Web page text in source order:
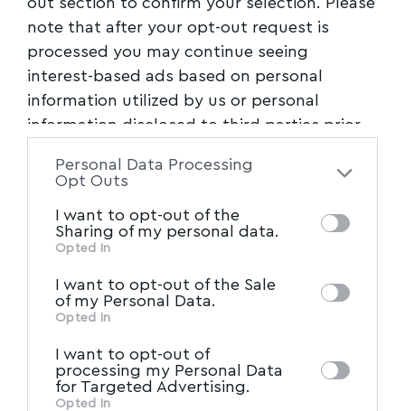
note that after your opt-out request is
processed you may continue seeing
interest-based ads based on personal
information utilized by us or personal
information disclosed to third parties prior
of the further disclosure of your personal
of downstream participants. This
information may also be disclosed by us to
Participantsthat may further disclose it to
other third parties.
Personal Data Processing
Opt Outs
I want to opt-out of the
Sharing of my personal data.
Opted In
I want to opt-out of the Sale
of my Personal Data.
Opted In
I want to opt-out of
processing my Personal Data
for Targeted Advertising.
Opted In